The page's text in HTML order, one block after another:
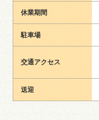
休業期間
駐車場
交通アクセス
送迎